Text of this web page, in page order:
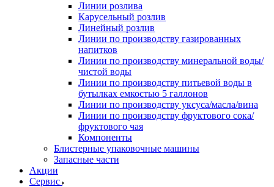
Линии розлива
Карусельный розлив
Линейный розлив
Линии по производству газированных
напитков
Линии по производству минеральной воды/
чистой воды
Линии по производству питьевой воды в
бутылках емкостью 5 галлонов
Линии по производству уксуса/масла/вина
Линии по производству фруктового сока/
фруктового чая
Компоненты
Блистерные упаковочные машины
Запасные части
Акции
Сервис